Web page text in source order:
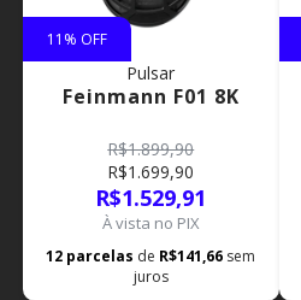
11 % OFF
Pulsar
Feinmann F01 8K
R$1.899,90
R$1.699,90
R$1.529,91
À vista no PIX
12 parcelas de R$141,66 sem
juros